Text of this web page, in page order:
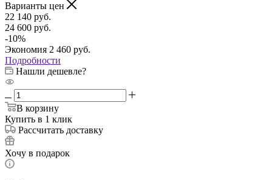
Варианты цен
22 140 руб.
24 600 руб.
-10%
Экономия 2 460 руб.
Подробности
Нашли дешевле?
В корзину
Купить в 1 клик
Рассчитать доставку
Хочу в подарок